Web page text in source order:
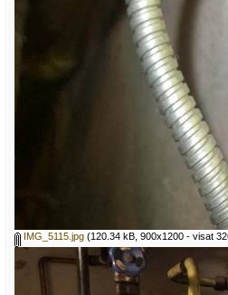
IMG_5115.jpg (120.34 kB, 900x1200 - visat